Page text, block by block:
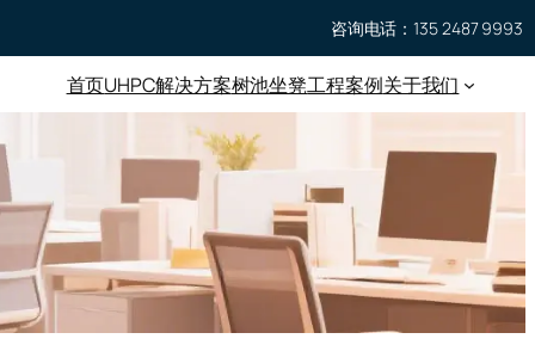
咨询电话：135 2487 9993
首页UHPC解决方案树池坐凳工程案例关于我们